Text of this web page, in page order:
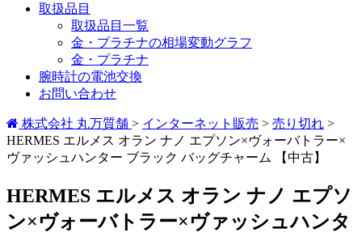
取扱品目
取扱品目一覧
金・プラチナの相場変動グラフ
金・プラチナ
腕時計の電池交換
お問い合わせ
株式会社 丸万質舗 > インターネット販売 > 売り切れ >
HERMES エルメス オラン ナノ エプソン×ヴォーバトラー×
ヴァッシュハンター ブラック バッグチャーム 【中古】
HERMES エルメス オラン ナノ エプソ
ン×ヴォーバトラー×ヴァッシュハンタ